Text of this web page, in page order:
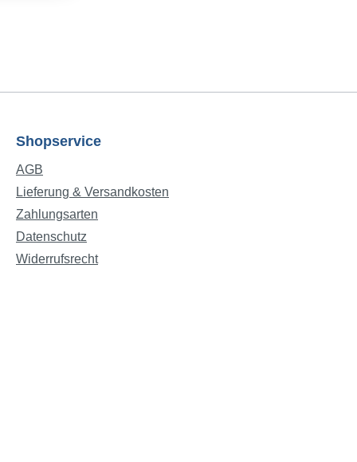
Shopservice
AGB
Lieferung & Versandkosten
Zahlungsarten
Datenschutz
Widerrufsrecht